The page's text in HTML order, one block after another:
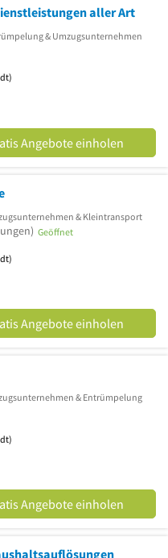
aller Art
& Umzugsunternehmen
Angebote einholen
& Kleintransport
Geöffnet
Angebote einholen
& Entrümpelung
Angebote einholen